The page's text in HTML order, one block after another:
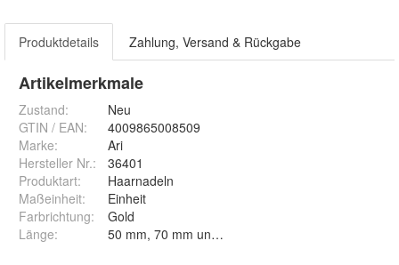
Produktdetails Zahlung, Versand & Rückgabe
Artikelmerkmale
Zustand:
Neu
GTIN / EAN:
4009865008509
Marke:
Ari
Hersteller Nr.:
36401
Produktart:
Haarnadeln
Maßeinheit:
Einheit
Farbrichtung:
Gold
Länge: 50 mm, 70 mm und 40 mm